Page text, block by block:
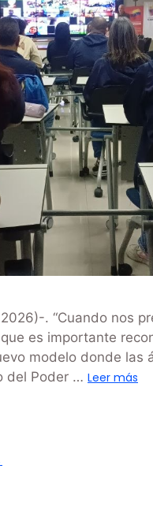
. “Cuando nos
es importante
modelo donde las
del Poder … Leer más